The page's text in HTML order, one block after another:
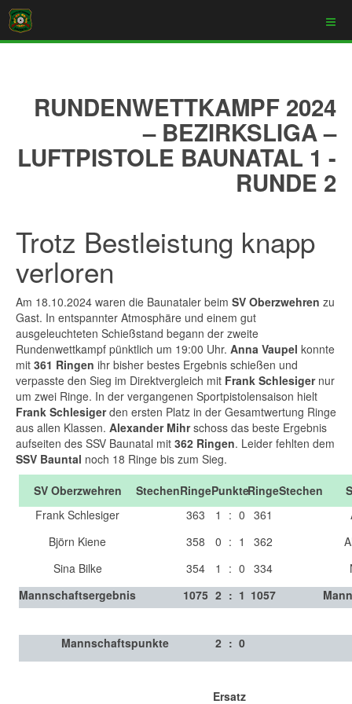
RUNDENWETTKAMPF 2024
– BEZIRKSLIGA –
LUFTPISTOLE BAUNATAL 1 -
RUNDE 2
Trotz Bestleistung knapp
verloren
Am 18.10.2024 waren die Baunataler beim SV Oberzwehren zu
Gast. In entspannter Atmosphäre und einem gut
ausgeleuchteten Schießstand begann der zweite
Rundenwettkampf pünktlich um 19:00 Uhr. Anna Vaupel konnte
mit 361 Ringen ihr bisher bestes Ergebnis schießen und
verpasste den Sieg im Direktvergleich mit Frank Schlesigernur
um zwei Ringe. In der vergangenen Sportpistolensaison hielt
Frank Schlesigerden ersten Platz in der Gesamtwertung Ringe
aus allen Klassen. Alexander Mihrschoss das beste Ergebnis
aufseiten des SSV Baunatal mit 362 Ringen. Leider fehlten dem
SSV Bauntal noch 18 Ringe bis zum Sieg.
SV Oberzwehren
StechenRingePunkteRingeStechen
Frank Schlesiger
363 1 : 0 361
Björn Kiene
358 0 : 1 362
Sina Bilke
354 1 : 0 334
Mannschaftsergebnis
1075 2 : 1 1057
Mannschaftspunkte 2 : 0
Ersatz